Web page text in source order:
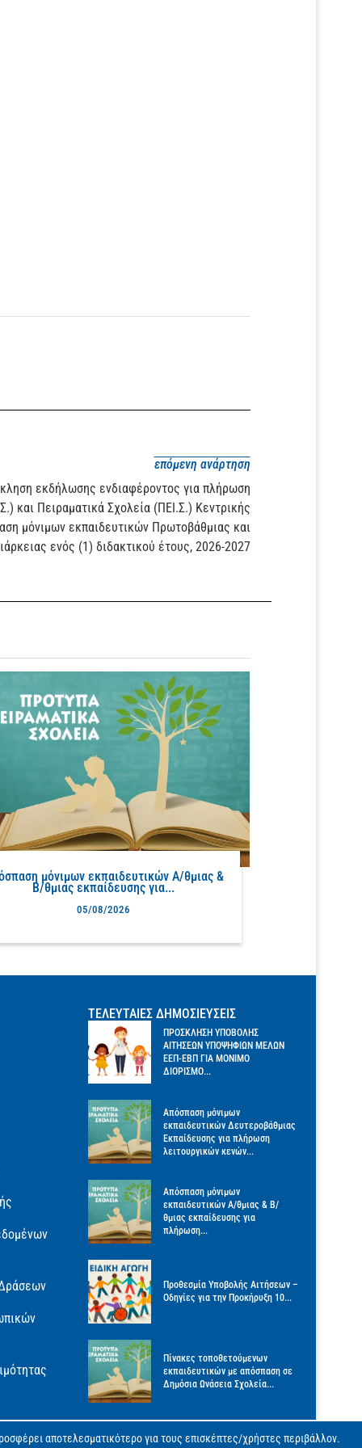
επόμενη ανάρτηση
εκδήλωσης ενδιαφέροντος για πλήρωση
και Πειραματικά Σχολεία (ΠΕΙ.Σ.) Κεντρικής
μόνιμων εκπαιδευτικών Πρωτοβάθμιας και
ενός (1) διδακτικού έτους, 2026-2027
μόνιμων εκπαιδευτικών Α/θμιας &
Β/θμιας εκπαίδευσης για...
05/08/2026
ΤΕΛΕΥΤΑΙΕΣ ΔΗΜΟΣΙΕΥΣΕΙΣ
ΠΡΟΣΚΛΗΣΗ ΥΠΟΒΟΛΗΣ
ΑΙΤΗΣΕΩΝ ΥΠΟΨΗΦΙΩΝ ΜΕΛΩΝ
ΕΕΠ-ΕΒΠ ΓΙΑ ΜΟΝΙΜΟ
ΔΙΟΡΙΣΜΟ...
Απόσπαση μόνιμων
εκπαιδευτικών Δευτεροβάθμιας
Εκπαίδευσης για πλήρωση
λειτουργικών κενών...
Απόσπαση μόνιμων
εκπαιδευτικών Α/θμιας & Β/
θμιας εκπαίδευσης για
πλήρωση...
Προθεσμία Υποβολής Αιτήσεων –
Οδηγίες για την Προκήρυξη 10...
Πίνακες τοποθετούμενων
εκπαιδευτικών με απόσπαση σε
Δημόσια Ωνάσεια Σχολεία...
αποτελεσματικότερο για τους επισκέπτες/χρήστες περιβάλλον.